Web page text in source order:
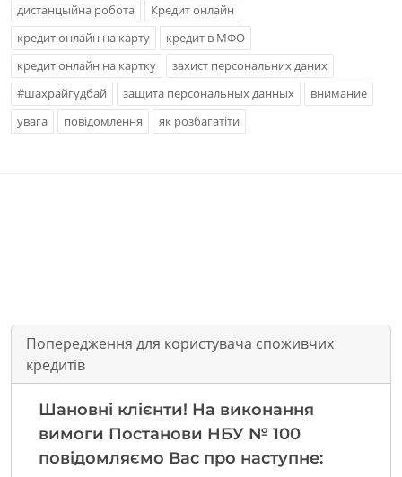
дистанцыйна робота
Кредит онлайн
кредит онлайн на карту
кредит в МФО
кредит онлайн на картку
захист персональних даних
#шахрайгудбай
защита персональных данных
внимание
увага
повідомлення як розбагатіти
Попередження для користувача споживчих
кредитів
Шановні клієнти! На виконання
вимоги Постанови НБУ № 100
повідомляємо Вас про наступне: